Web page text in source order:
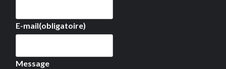
E-mail(obligatoire)
Message